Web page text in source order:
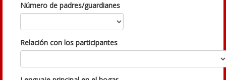
Número de padres/guardianes
Relación con los participantes